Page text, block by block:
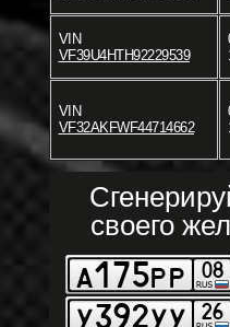
VIN
VF39U4HTH92229539
VIN
VF32AKFWF44714662
своего